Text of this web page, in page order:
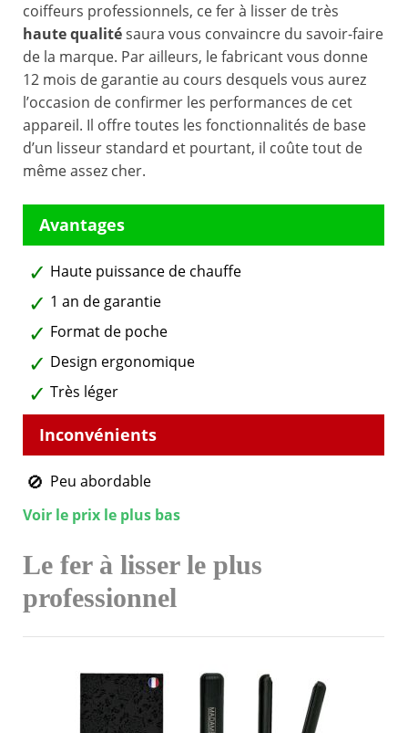
coiffeurs professionnels, ce fer à lisser de très
haute qualitésaura vous convaincre du savoir-faire
de la marque. Par ailleurs, le fabricant vous donne
12 mois de garantie au cours desquels vous aurez
l’occasion de confirmer les performances de cet
appareil. Il offre toutes les fonctionnalités de base
d’un lisseur standard et pourtant, il coûte tout de
même assez cher.
Haute puissance de chauffe
1 an de garantie
Format de poche
Design ergonomique
Très léger
Peu abordable
Voir le prix le plus bas
Le fer à lisser le plus
professionnel